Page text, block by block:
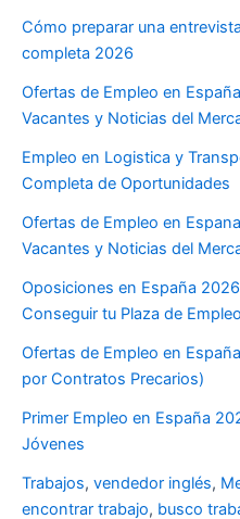
Cómo preparar una
completa 2026
Ofertas de Empleo en
Vacantes y Noticias del
Empleo en Logistica y
Completa de Oportunidades
Ofertas de Empleo en
Vacantes y Noticias del
Oposiciones en España
Conseguir tu Plaza de
Ofertas de Empleo en
por Contratos Precarios)
Primer Empleo en España
Jóvenes
Trabajos, vendedor inglés,
encontrar trabajo, busco